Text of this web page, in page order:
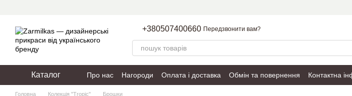
+380507400660 Передзвонити вам?
Каталог Про нас Нагороди Оплата і доставка Обмін та повернення Контактна
Пакування
Політика конфіденційності Публічний договір
Головна Колекція "Tropic" Брошки